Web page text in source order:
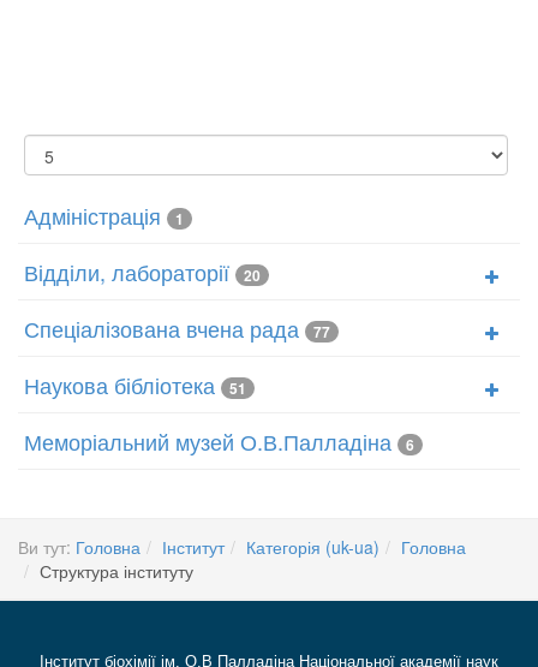
Показувати
Адміністрація 1
Відділи, лабораторії 20
Спеціалізована вчена рада 77
Наукова бібліотека 51
Меморіальний музей О.В.Палладіна 6
Ви тут: Головна Інститут Категорія (uk-ua)
Головна
Структура інституту
Інститут біохімії ім. О.В Палладіна Національної академії наук